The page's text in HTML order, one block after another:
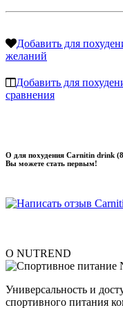
Добавить для
желаний
Добавить для
сравнения
О для похудения Carnitin drink
Вы можете стать первым!
О NUTREND
Универсальность и
спортивного питания